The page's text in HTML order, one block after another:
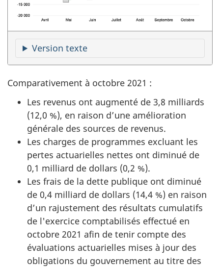
Version texte
Comparativement à octobre 2021 :
Les revenus ont augmenté de 3,8 milliards
(12,0 %), en raison d’une amélioration
générale des sources de revenus.
Les charges de programmes excluant les
pertes actuarielles nettes ont diminué de
0,1 milliard de dollars (0,2 %).
Les frais de la dette publique ont diminué
de 0,4 milliard de dollars (14,4 %) en raison
d’un rajustement des résultats cumulatifs
de l'exercice comptabilisés effectué en
octobre 2021 afin de tenir compte des
évaluations actuarielles mises à jour des
obligations du gouvernement au titre des